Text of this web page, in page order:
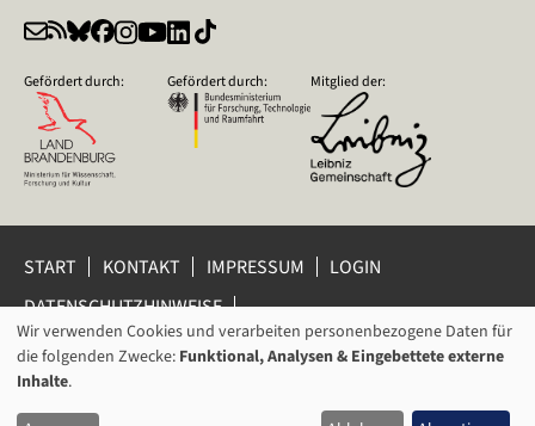
Gefördert durch: Gefördert durch: Mitglied der:
START KONTAKT IMPRESSUM
LOGIN
DATENSCHUTZHINWEISE
DATENSCHUTZ-EINSTELLUNGEN
HINWEISGEBERSCHUTZ
VERWENDUNG
VON
Wir verwenden Cookies und verarbeiten personenbezogene Daten für
die folgenden Zwecke: Funktional, Analysen & Eingebettete externe
Inhalte.